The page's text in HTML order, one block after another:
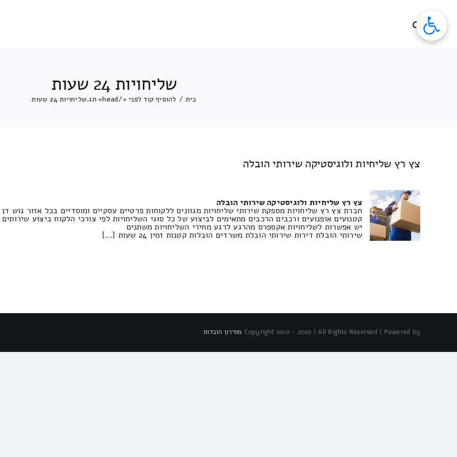
שליחויות 24 שעות
בית / להוסיף קוד לפני </head> תג. שליחויות 24 שעות
צץ רץ שליחיות ולוגיסטיקה שירותי הובלה
צץ רץ שליחיות ולוגיסטיקה שירותי הובלה
חברת צץ רץ שליחויות מספקת שירותי שליחויות מגוונים ללקוחות פרטיים עסקיים ומוסדיים בכל אזור גוש
קטנועים אופנועים ורכבים הרכבים מתאימים לביצוע של כל סוגי השליחויות לפי צורכי הלקוח ביצוע
יש אפשרות לשליחויות אקספרס מהרגע לרגע מחירי השליחויות משתנים
שירותי הובלת דירות שירותי הובלת משרדים הובלות קטנות זמין 24 שעות […]
Copyright 2012 - 2022 | All Rights Reserved | Powered by מחירון הובלות